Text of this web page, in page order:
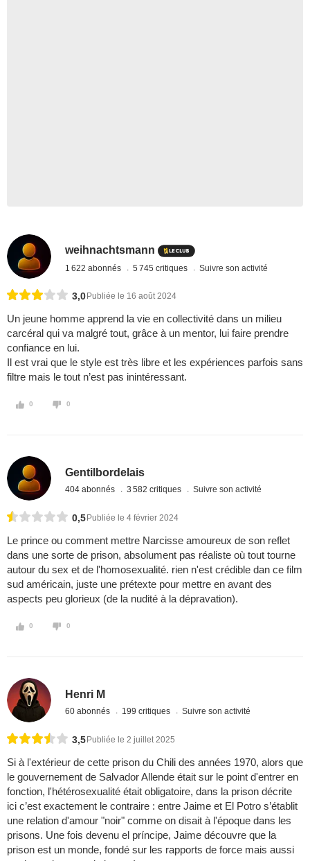
weihnachtsmann
1 622 abonnés 5 745 critiques Suivre son activité
3,0 Publiée le 16 août 2024
Un jeune homme apprend la vie en collectivité dans un milieu
carcéral qui va malgré tout, grâce à un mentor, lui faire prendre
confiance en lui.
Il est vrai que le style est très libre et les expériences parfois sans
filtre mais le tout n’est pas inintéressant.
0 0
Gentilbordelais
404 abonnés 3 582 critiques Suivre son activité
0,5 Publiée le 4 février 2024
Le prince ou comment mettre Narcisse amoureux de son reflet
dans une sorte de prison, absolument pas réaliste où tout tourne
autour du sex et de l'homosexualité. rien n'est crédible dan ce film
sud américain, juste une prétexte pour mettre en avant des
aspects peu glorieux (de la nudité à la dépravation).
0 0
Henri M
60 abonnés 199 critiques Suivre son activité
3,5 Publiée le 2 juillet 2025
Si à l'extérieur de cette prison du Chili des années 1970, alors que
le gouvernement de Salvador Allende était sur le point d'entrer en
fonction, l'hétérosexualité était obligatoire, dans la prison décrite
ici c’est exactement le contraire : entre Jaime et El Potro s’établit
une relation d'amour "noir" comme on disait à l'époque dans les
prisons. Une fois devenu el príncipe, Jaime découvre que la
prison est un monde, fondé sur les rapports de force mais aussi